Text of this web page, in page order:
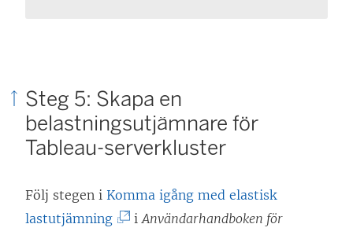
Steg 5: Skapa en
belastningsutjämnare för
Tableau-serverkluster
Följ stegen i Komma igång med elastisk
lastutjämning(
i Användarhandboken för